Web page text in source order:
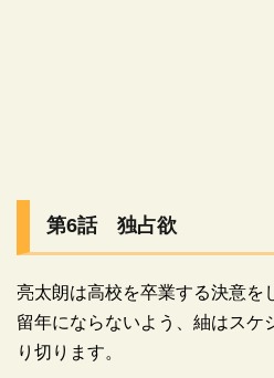
第6話 独占欲
亮太朗は高校を卒業する決意を
留年にならないよう、紬はスケ
り切ります。